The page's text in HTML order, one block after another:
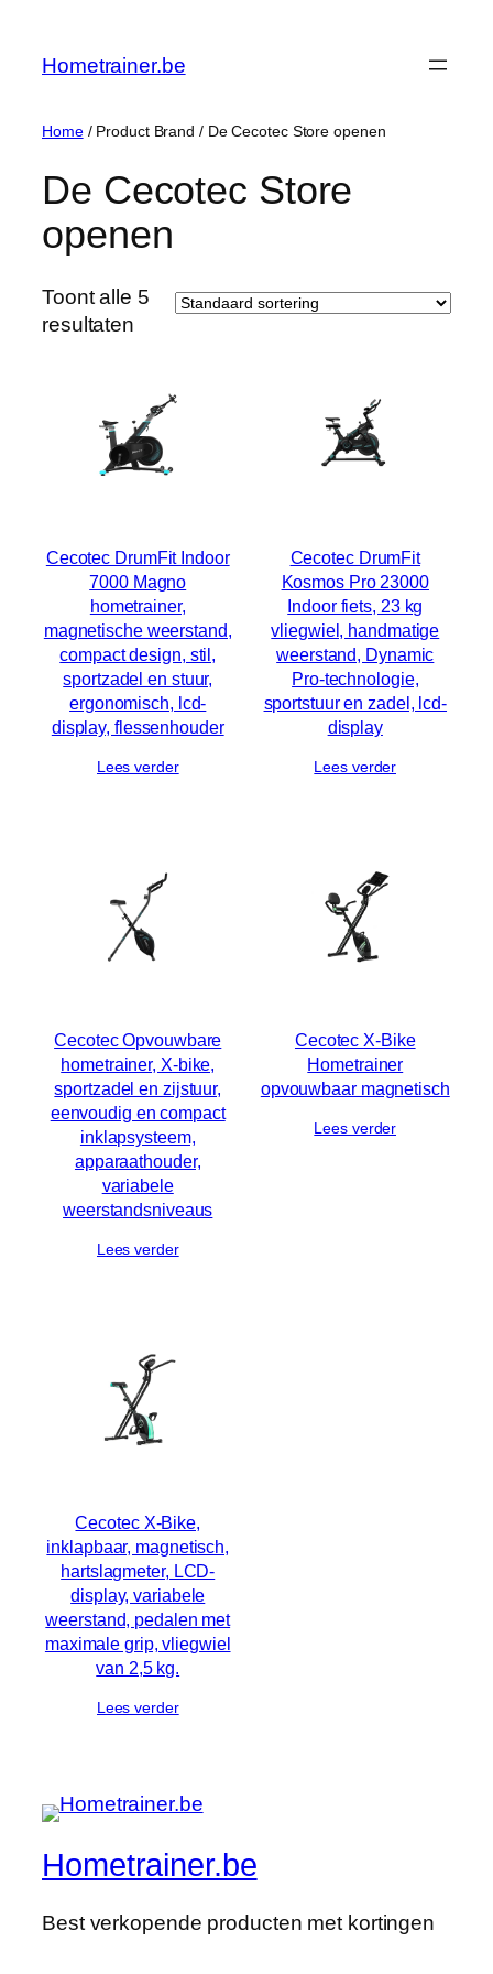
Hometrainer.be
Home/ Product Brand / De Cecotec Store openen
De Cecotec Store
openen
Toont alle 5
resultaten
Cecotec DrumFit Indoor
7000 Magno
hometrainer,
magnetische weerstand,
compact design, stil,
sportzadel en stuur,
ergonomisch, lcd-
display, flessenhouder
Lees verder
Cecotec DrumFit
Kosmos Pro 23000
Indoor fiets, 23 kg
vliegwiel, handmatige
weerstand, Dynamic
Pro-technologie,
sportstuur en zadel, lcd-
display
Lees verder
Cecotec Opvouwbare
hometrainer, X-bike,
sportzadel en zijstuur,
eenvoudig en compact
inklapsysteem,
apparaathouder,
variabele
weerstandsniveaus
Lees verder
Cecotec X-Bike
Hometrainer
opvouwbaar magnetisch
Lees verder
Cecotec X-Bike,
inklapbaar, magnetisch,
hartslagmeter, LCD-
display, variabele
weerstand, pedalen met
maximale grip, vliegwiel
van 2,5 kg.
Lees verder
Hometrainer.be
Best verkopende producten met kortingen